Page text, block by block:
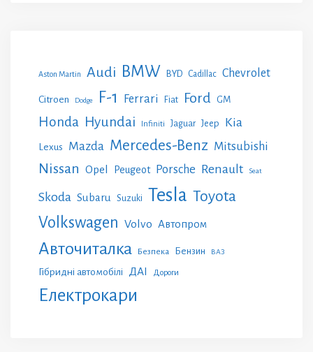
Aston Martin Audi BMW BYD Cadillac Chevrolet
Citroen Dodge F-1 Ferrari Fiat Ford GM
Honda Hyundai Infiniti Jaguar Jeep Kia
Lexus Mazda Mercedes-Benz Mitsubishi
Nissan Opel Peugeot Porsche Renault Seat
Skoda Subaru Suzuki Tesla Toyota
Volkswagen Volvo Автопром
Авточиталка Безпека Бензин ВАЗ
Гібридні автомобілі ДАІ Дороги
Електрокари